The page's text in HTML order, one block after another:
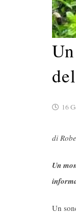
16
di
Un
Un